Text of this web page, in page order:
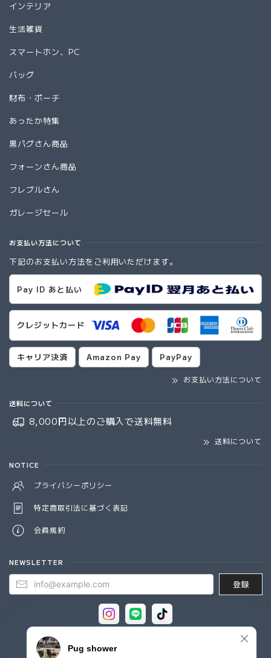
インテリア
生活雑貨
スマートホン、PC
バッグ
財布・ポーチ
あったか特集
黒パグさん商品
フォーンさん商品
フレブルさん
ガレージセール
お支払い方法について
下記のお支払い方法をご利用いただけます。
Pay ID あと払い
クレジットカード
キャリア決済 Amazon Pay PayPay
お支払い方法について
送料について
8,000円以上のご購入で送料無料
送料について
NOTICE
プライバシーポリシー
特定商取引法に基づく表記
会員規約
NEWSLETTER
登録
© Pug shower - パグシャワー パグ雑貨専門店